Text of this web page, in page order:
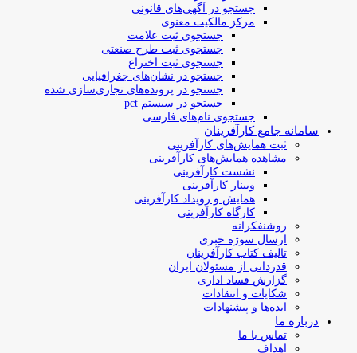
جستجو در آگهی‌های قانونی
مرکز مالکیت معنوی
جستجوی ثبت علامت
جستجوی ثبت طرح صنعتی
جستجوی ثبت اختراع
جستجو در نشان‌های جغرافیایی
جستجو در پرونده‌های تجاری‌سازی شده
جستجو در سیستم pct
جستجوی نام‌های فارسی
سامانه جامع کارآفرینان
ثبت همایش‌های کارآفرینی
مشاهده همایش‌های کارآفرینی
نشست کارآفرینی
وبینار کارآفرینی
همایش و رویداد کارآفرینی
کارگاه کارآفرینی
روشنفکرانه
ارسال سوژه‌ خبری
تالیف کتاب کارآفرینان
قدردانی از مسئولان ایران
گزارش فساد اداری
شکایات و انتقادات
ایده‌ها و پیشنهادات
درباره ما
تماس با ما
اهداف